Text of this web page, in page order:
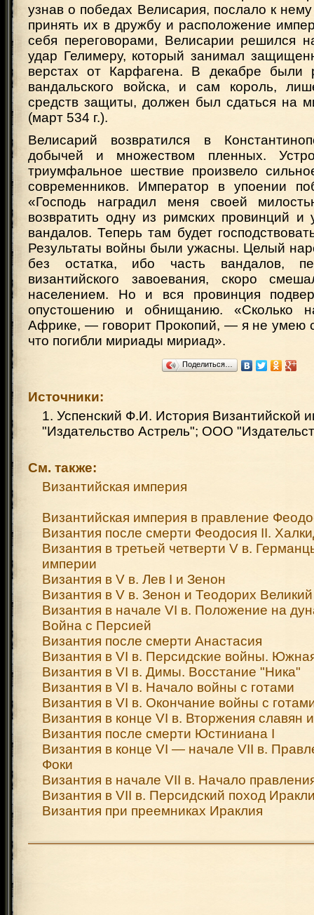
узнав о победах Велисария, послало к
принять их в дружбу и расположение
себя переговорами, Велисарии решился
удар Гелимеру, который занимал
верстах от Карфагена. В декабре были
вандальского войска, и сам король,
средств защиты, должен был сдаться на
(март 534 г.).
Велисарий возвратился в
добычей и множеством пленных.
триумфальное шествие произвело
современников. Император в упоении
«Господь наградил меня своей
возвратить одну из римских провинций и
вандалов. Теперь там будет
Результаты войны были ужасны. Целый
без остатка, ибо часть вандалов,
византийского завоевания, скоро
населением. Но и вся провинция
опустошению и обнищанию. «Сколько
Африке, — говорит Прокопий, — я не умею
что погибли мириады мириад».
Поделиться…
Источники:
1. Успенский Ф.И. История
"Издательство Астрель"; ООО
См. также:
Византийская империя
Византийская империя в правление
Византия после смерти Феодосия II.
Византия в третьей четверти V в.
империи
Византия в V в. Лев I и Зенон
Византия в V в. Зенон и Теодорих Великий
Византия в начале VI в. Положение на
Война с Персией
Византия после смерти Анастасия
Византия в VI в. Персидские войны.
Византия в VI в. Димы. Восстание "Ника"
Византия в VI в. Начало войны с готами
Византия в VI в. Окончание войны с
Византия в конце VI в. Вторжения славян
Византия после смерти Юстиниана I
Византия в конце VI — начале VII в.
Фоки
Византия в начале VII в. Начало
Византия в VII в. Персидский поход
Византия при преемниках Ираклия